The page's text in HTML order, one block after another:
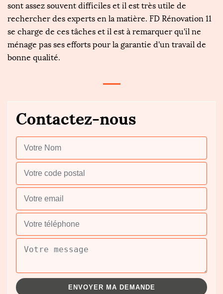
sont assez souvent difficiles et il est très utile de
rechercher des experts en la matière. FD Rénovation 11
se charge de ces tâches et il est à remarquer qu'il ne
ménage pas ses efforts pour la garantie d'un travail de
bonne qualité.
Contactez-nous